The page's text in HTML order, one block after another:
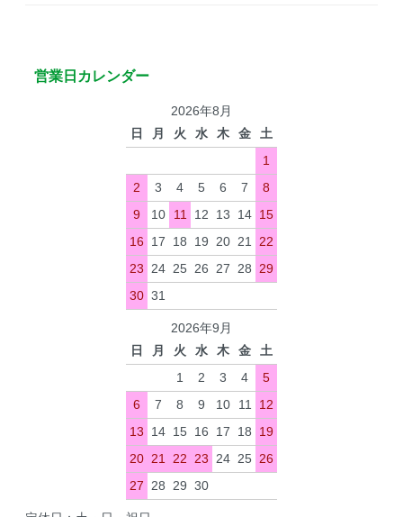
営業日カレンダー
2026年8月
日
月 火 水 木 金
土
1
2
3 4 5 6 7
8
9
10 11 12 13 14 15
16 17 18 19 20 21
22
23
24 25 26 27 28
29
30 31
2026年9月
日
月 火 水 木 金
土
1
2 3 4
5
6
7 8 9 10 11
12
13
14 15 16 17 18
19
20 21 22 23 24 25 26
27
28 29 30